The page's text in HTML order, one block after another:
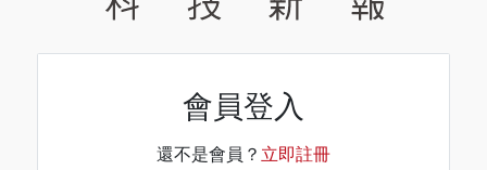
會員登入
還不是會員？ 立即註冊